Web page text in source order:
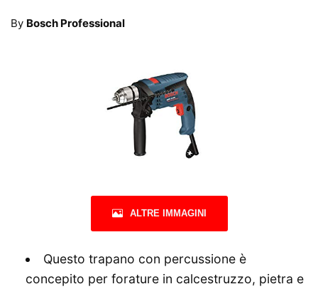
By Bosch Professional
ALTRE IMMAGINI
Questo trapano con percussione è
concepito per forature in calcestruzzo, pietra e